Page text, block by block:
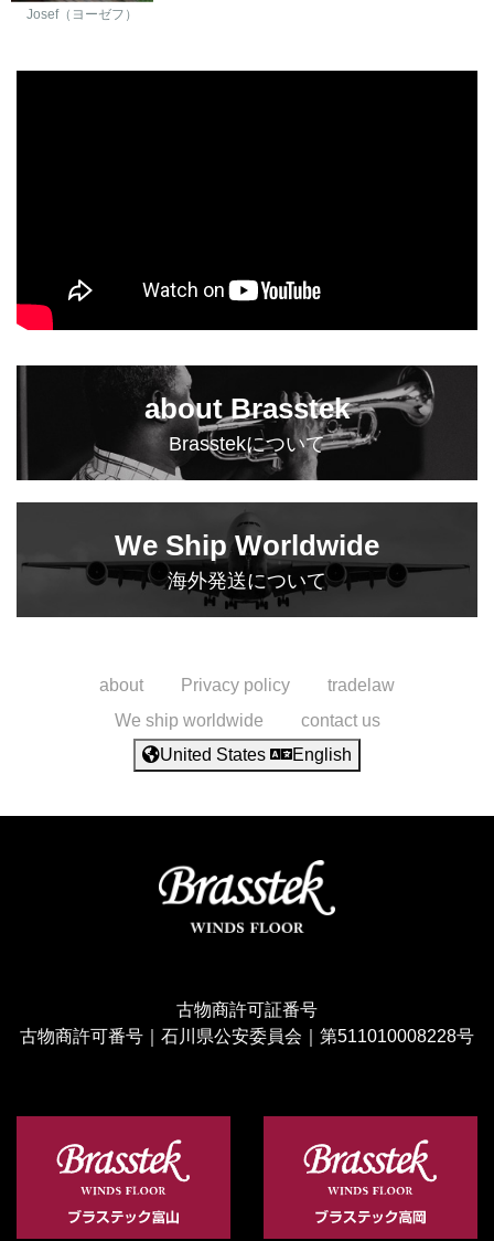
Josef（ヨーゼフ）
about Brasstek
Brasstekについて
We Ship Worldwide
海外発送について
about Privacy policy
tradelaw
We ship worldwide
contact us
United States
English
古物商許可証番号
古物商許可番号｜石川県公安委員会｜第511010008228号